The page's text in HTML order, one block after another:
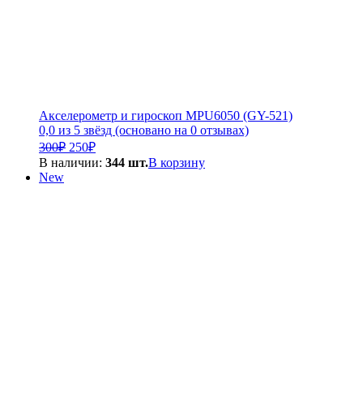
Акселерометр и гироскоп MPU6050 (GY-521)
0,0 из 5 звёзд (основано на 0 отзывах)
300₽ Первоначальная
цена
250₽Текущая
цена:
В наличии: 344 шт.В корзину
New